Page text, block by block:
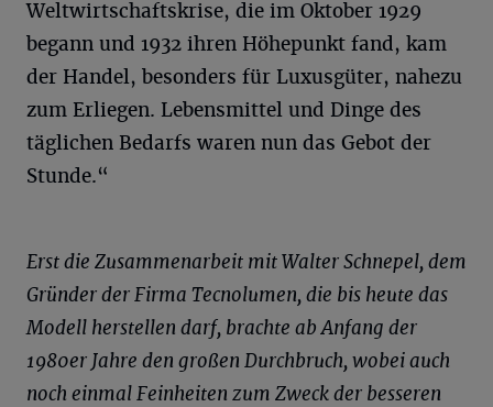
Weltwirtschaftskrise, die im Oktober 1929
begann und 1932 ihren Höhepunkt fand, kam
der Handel, besonders für Luxusgüter, nahezu
zum Erliegen. Lebensmittel und Dinge des
täglichen Bedarfs waren nun das Gebot der
Stunde.“
Erst die Zusammenarbeit mit WalterSchnepel, dem
Gründer der Firma Tecnolumen, die bis heute das
Modell herstellen darf, brachte ab Anfang der
1980er Jahre den großen Durchbruch, wobei auch
noch einmal Feinheiten zum Zweck der besseren